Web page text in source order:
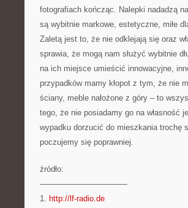
fotografiach kończąc. Nalepki nadadzą
są wybitnie markowe, estetyczne, miłe
Zaletą jest to, że nie odklejają się oraz
sprawia, że mogą nam służyć wybitnie
na ich miejsce umieścić innowacyjne,
przypadków mamy kłopot z tym, że nie
ściany, meble nałożone z góry – to
tego, że nie posiadamy go na własność
wypadku dorzucić do mieszkania trochę
poczujemy się poprawniej.
źródło:
———————————
1. http://lf-radio.de